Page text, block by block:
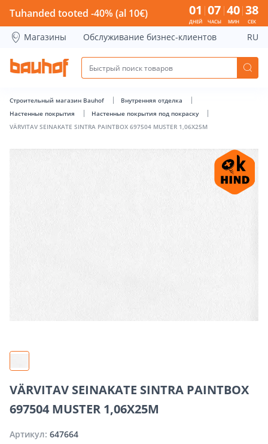
VÄRVITAV SEINAKATE SINTRA PAINTBOX 697504 MUSTER
Tuhanded tooted -40% (al 10€) 01
ДНЕЙ
07
ЧАСЫ
40
МИН
37
СЕК
Магазины Обслуживание бизнес-клиентов RU
Строительный магазин Bauhof
Внутренняя отделка
Настенные покрытия
Настенные покрытия под покраску
VÄRVITAV SEINAKATE SINTRA PAINTBOX 697504 MUSTER 1,06X25M
VÄRVITAV SEINAKATE SINTRA PAINTBOX
697504 MUSTER 1,06X25M
Артикул: 647664